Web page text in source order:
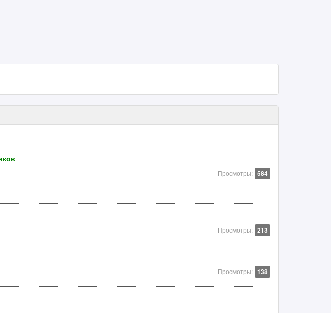
Просмотры: 584
Просмотры: 213
Просмотры: 138